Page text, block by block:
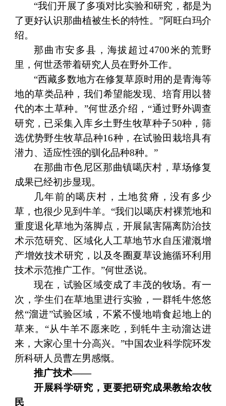
“我们开展了多项对比实验和研究，都是为
了更好认识那曲植被生长的特性。”阿旺白玛介
绍。
那曲市安多县，海拔超过4700米的荒野
里，何世丞带着研究人员在野外工作。
“西藏多数地方在修复草原时用的是青海等
地的草类品种，我们希望能发现、培育用以替
代的本土草种。”何世丞介绍，“通过野外调查
研究，已采集入库乡土野生牧草种子50种，筛
选优势野生牧草品种16种，在试验田栽培具有
潜力、适应性强的驯化品种8种。”
在那曲市色尼区那曲镇噶庆村，草场修复
成果已经初步显现。
几年前的噶庆村，土地贫瘠，没有多少
草，也很少见到牛羊。“我们以噶庆村裸荒地和
重度退化草地为落脚点，开展鼠害隔离防治技
术示范研究、区域化人工草地节水自压灌溉增
产增效技术研究，以及冬圈夏草设施循环利用
技术示范推广工作。”何世丞说。
现在，试验区域变成了丰茂的牧场。有一
次，学生们在草地里进行实验，一群牦牛悠悠
然“溜进”试验区域，不紧不慢地啃食起地上的
草来。“从牛羊不愿来吃，到牦牛主动溜达进
来，大家心里十分高兴。”中国农业科学院环发
所科研人员曹左男感慨。
推广技术——
开展科学研究，更要把研究成果教给农牧
民